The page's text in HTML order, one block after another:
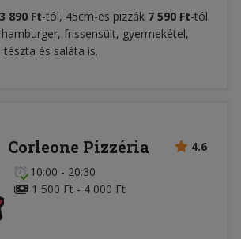
3 890 Ft-tól, 45cm-es pizzák 7 590 Ft-tól.
frissensült, gyermekétel,
és saláta is.
4.6
Corleone Pizzéria
10:00 - 20:30
1 500 Ft - 4 000 Ft